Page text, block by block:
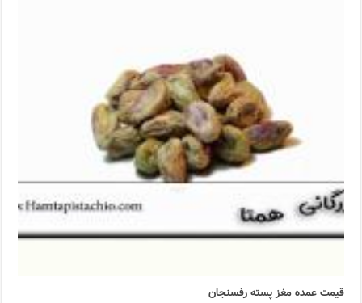
قیمت عمده مغز پسته رفسنجان